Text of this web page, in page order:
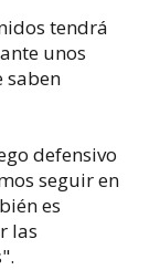
tendrá
unos
saben
defensivo
seguir en
es
las